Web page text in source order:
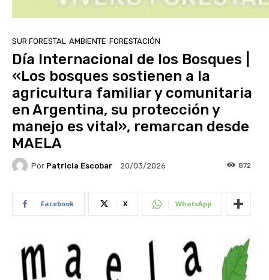
SUR FORESTAL AMBIENTE FORESTACIÓN
Día Internacional de los Bosques |
«Los bosques sostienen a la
agricultura familiar y comunitaria
en Argentina, su protección y
manejo es vital», remarcan desde
MAELA
Por Patricia Escobar 20/03/2026 872
Facebook X WhatsApp